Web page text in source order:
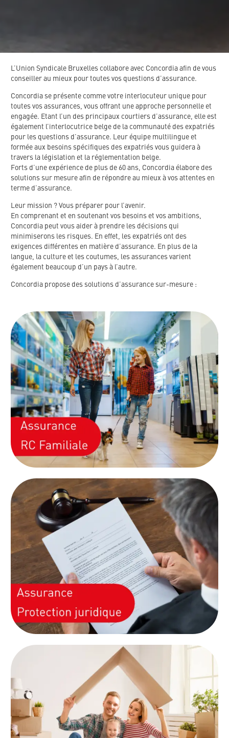
L’Union Syndicale Bruxelles collabore avec Concordia afin de vous
conseiller au mieux pour toutes vos questions d’assurance.
Concordia se présente comme votre interlocuteur unique pour
toutes vos assurances, vous offrant une approche personnelle et
engagée. Etant l’un des principaux courtiers d’assurance, elle est
également l’interlocutrice belge de la communauté des expatriés
pour les questions d’assurance. Leur équipe multilingue et
formée aux besoins spécifiques des expatriés vous guidera à
travers la législation et la réglementation belge.
Forts d’une expérience de plus de 60 ans, Concordia élabore des
solutions sur mesure afin de répondre au mieux à vos attentes en
terme d’assurance.
Leur mission ? Vous préparer pour l’avenir.
En comprenant et en soutenant vos besoins et vos ambitions,
Concordia peut vous aider à prendre les décisions qui
minimiserons les risques. En effet, les expatriés ont des
exigences différentes en matière d’assurance. En plus de la
langue, la culture et les coutumes, les assurances varient
également beaucoup d’un pays à l’autre.
Concordia propose des solutions d’assurance sur-mesure :